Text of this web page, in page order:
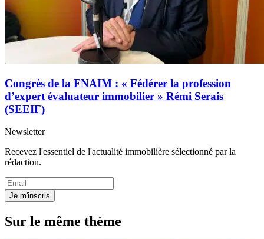
Congrès de la FNAIM : « Fédérer la profession
d’expert évaluateur immobilier » Rémi Serais
(SEEIF)
Newsletter
Recevez l'essentiel de l'actualité immobilière sélectionné par la
rédaction.
Je m'inscris
Sur le même thème